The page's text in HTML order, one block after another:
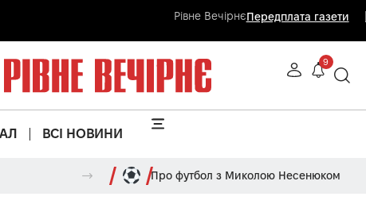
Рівне ВечірнєПередплата газети
9
ВСІ НОВИНИ
Про футбол з Миколою Несенюком